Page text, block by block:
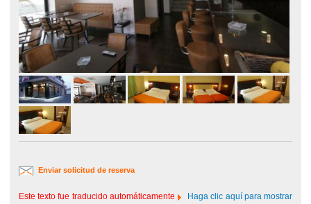
Enviar solicitud de reserva
Este texto fue traducido automáticamente
Haga clic aquí para mostrar